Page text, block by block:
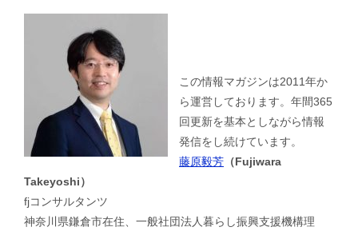
この情報マガジンは2011年か
ら運営しております。年間365
回更新を基本としながら情報
発信をし続けています。
藤原毅芳 （Fujiwara
Takeyoshi）
fjコンサルタンツ
神奈川県鎌倉市在住、一般社団法人暮らし振興支援機構理